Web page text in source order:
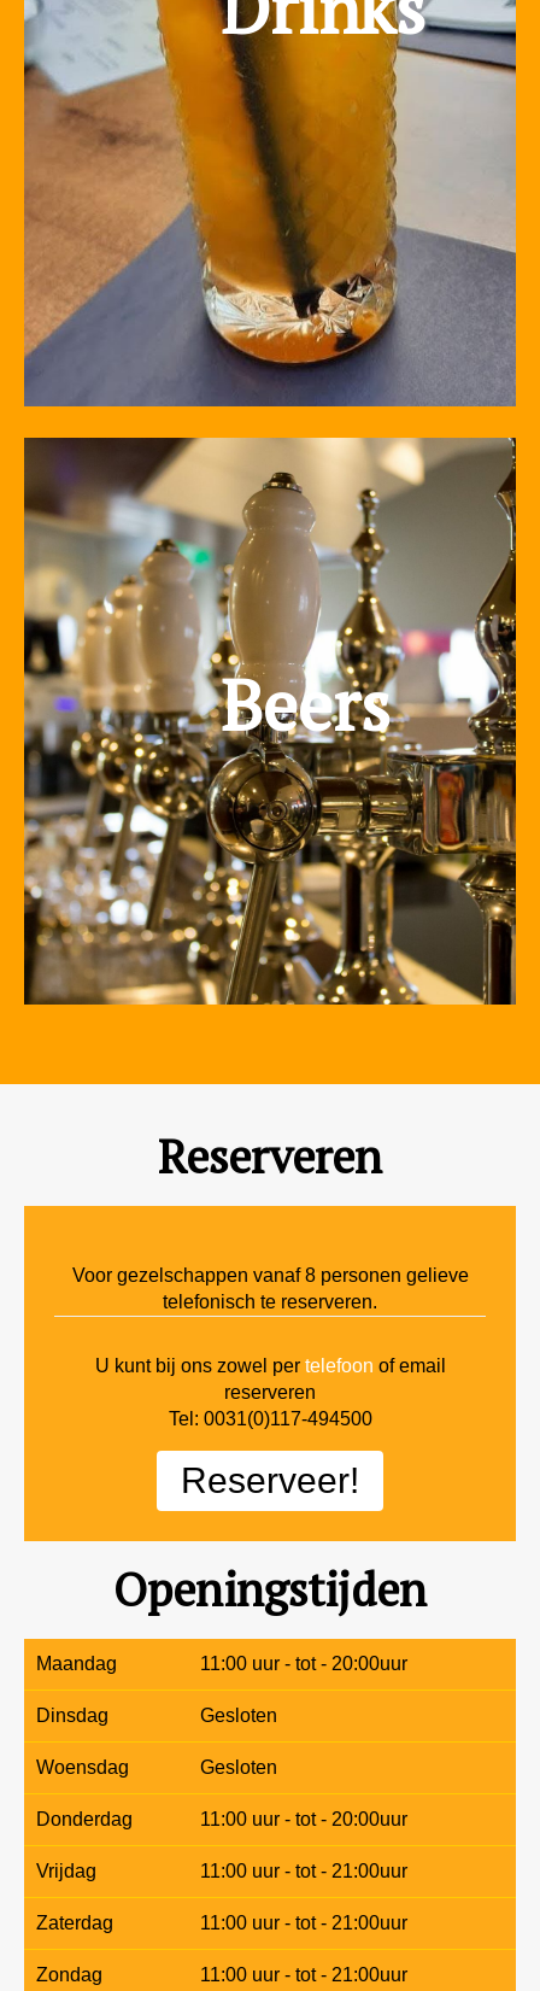
Beers
Reserveren
Voor gezelschappen vanaf 8 personen gelieve
telefonisch te reserveren.
U kunt bij ons zowel per telefoon of email
reserveren
Tel: 0031(0)117-494500
Reserveer!
Openingstijden
Maandag 11:00 uur - tot - 20:00uur
Dinsdag Gesloten
Woensdag Gesloten
Donderdag 11:00 uur - tot - 20:00uur
Vrijdag 11:00 uur - tot - 21:00uur
Zaterdag 11:00 uur - tot - 21:00uur
Zondag 11:00 uur - tot - 21:00uur